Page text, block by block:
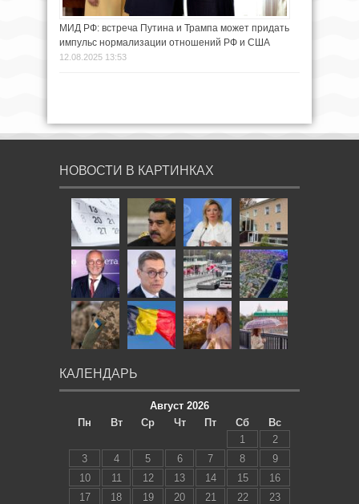
МИД РФ: встреча Путина и Трампа может придать
импульс нормализации отношений РФ и США
12.08.2025 13:53
НОВОСТИ В КАРТИНКАХ
КАЛЕНДАРЬ
Август 2026
Пн
Вт Ср Чт Пт Сб
Вс
1
2
3
4 5 6 7 8
9
10
11 12 13 14 15
16
17
18 19 20 21 22
23